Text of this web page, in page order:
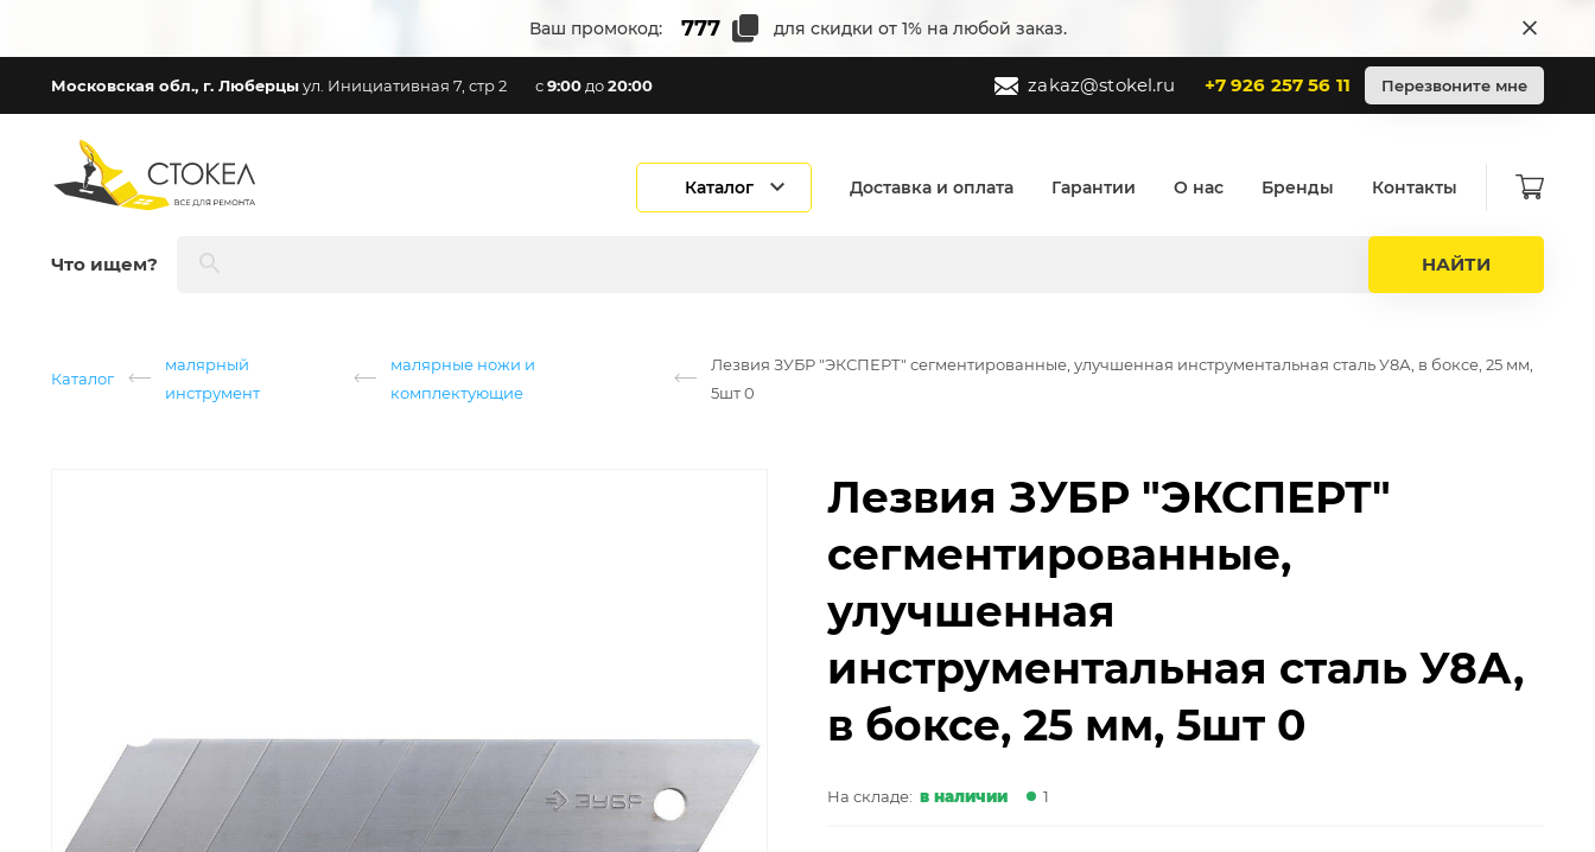
Ваш промокод: для скидки от 1% на любой заказ.
Московская обл., г. Люберцыул. Инициативная 7, стр 2 с9:00 до20:00 zakaz@stokel.ru +7 926 257 56 11 Перезвоните мне
Каталог Доставка и оплата Гарантии О нас Бренды Контакты
Что ищем? НАЙТИ
Каталог
малярный
инструмент
малярные ножи и
комплектующие
Лезвия ЗУБР "ЭКСПЕРТ" сегментированные, улучшенная инструментальная сталь У8А, в боксе, 25 мм,
5шт 0
Лезвия ЗУБР "ЭКСПЕРТ"
сегментированные,
улучшенная
инструментальная сталь У8А,
в боксе, 25 мм, 5шт 0
На складе: в наличии 1